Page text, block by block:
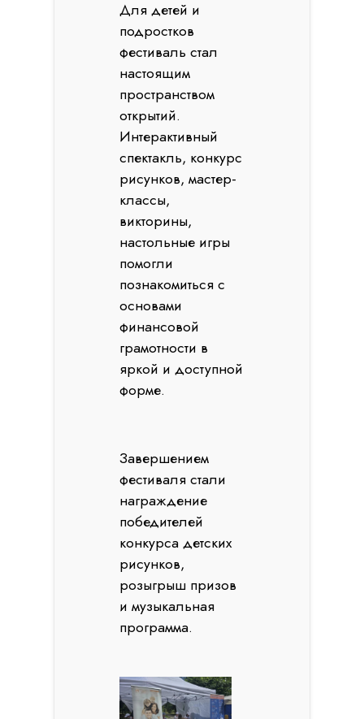
Для детей и
подростков
фестиваль стал
настоящим
пространством
открытий.
Интерактивный
спектакль, конкурс
рисунков, мастер-
классы,
викторины,
настольные игры
помогли
познакомиться с
основами
финансовой
грамотности в
яркой и доступной
форме.
Завершением
фестиваля стали
награждение
победителей
конкурса детских
рисунков,
розыгрыш призов
и музыкальная
программа.